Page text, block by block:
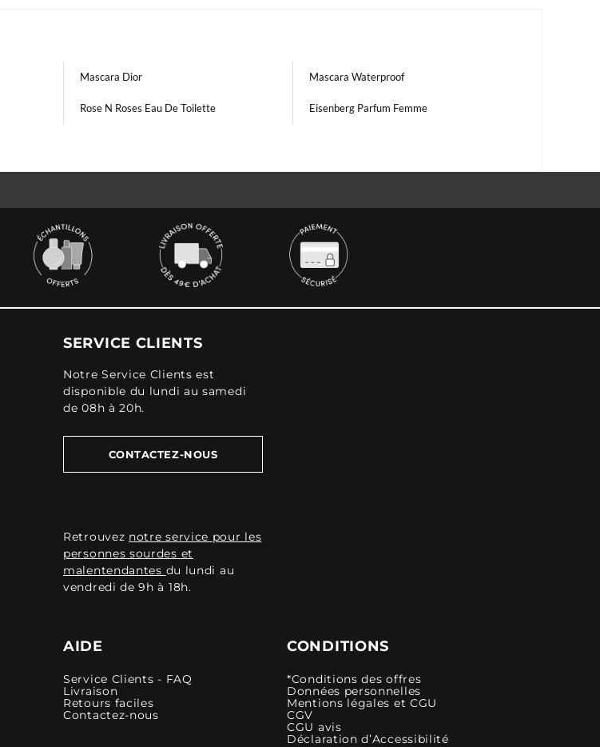
Mascara Dior Mascara Waterproof
Rose N Roses Eau De Toilette Eisenberg Parfum Femme
SERVICE CLIENTS
Notre Service Clients est
disponible du lundi au samedi
de 08h à 20h.
CONTACTEZ-NOUS
Retrouvez notre service pour les
personnes sourdes et
malentendantes du lundi au
vendredi de 9h à 18h.
AIDE
Service Clients - FAQ
Livraison
Retours faciles
Contactez-nous
CONDITIONS
*Conditions des offres
Données personnelles
Mentions légales et CGU
CGV
CGU avis
Déclaration d’Accessibilité